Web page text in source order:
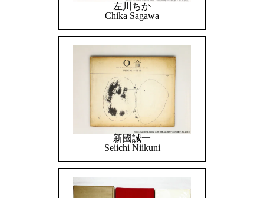
左川ちか
Chika Sagawa
新國誠一
Seiichi Niikuni